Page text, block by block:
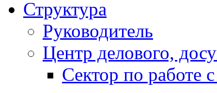
Структура
Руководитель
Центр делового,
Сектор по работе